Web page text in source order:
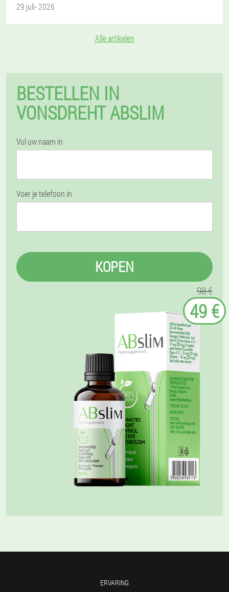
29 juli- 2026
Alle artikelen
BESTELLEN IN
VONSDREHT ABSLIM
Vul uw naam in
Voer je telefoon in
KOPEN
98 €
49 €
ERVARING